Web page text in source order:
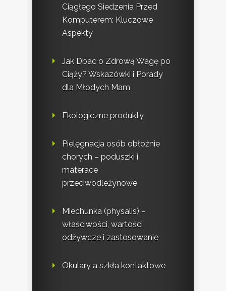
Ciągłego Siedzenia Przed
Komputerem: Kluczowe
Aspekty
Jak Dbac o Zdrową Wagę po
Ciąży? Wskazówki i Porady
dla Młodych Mam
Ekologiczne produkty
Pielęgnacja osób obłożnie
chorych – poduszki i
materace
przeciwodleżynowe
Miechunka (physalis) –
właściwości, wartości
odżywcze i zastosowanie
Okulary a szkła kontaktowe